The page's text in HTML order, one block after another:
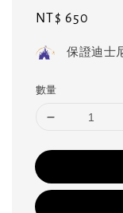
Regular
NT$ 650
保證迪士
數量